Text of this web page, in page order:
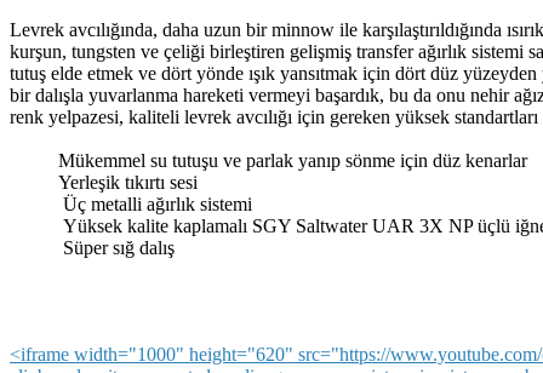
Levrek avcılığında, daha uzun bir minnow ile karşılaştırıldığında
kurşun, tungsten ve çeliği birleştiren gelişmiş transfer ağırlık sistemi
tutuş elde etmek ve dört yönde ışık yansıtmak için dört düz
bir dalışla yuvarlanma hareketi vermeyi başardık, bu da onu nehir
renk yelpazesi, kaliteli levrek avcılığı için gereken yüksek
Mükemmel su tutuşu ve parlak yanıp sönme için düz kenarlar
Yerleşik tıkırtı sesi
Üç metalli ağırlık sistemi
Yüksek kalite kaplamalı SGY Saltwater UAR 3X NP üçlü
Süper sığ dalış
<iframe width="1000" height="620" src="https://